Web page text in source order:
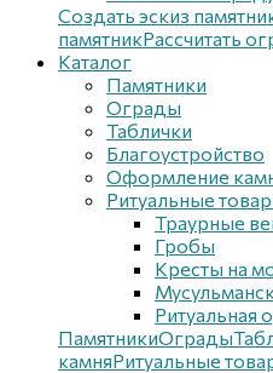
Создать эскиз
памятникРассчитать
Каталог
Памятники
Ограды
Таблички
Благоустройствo
Оформление
Ритуальные
Траурные
Гробы
Кресты на
Ритуальная
ПамятникиОграды
камняРитуальные